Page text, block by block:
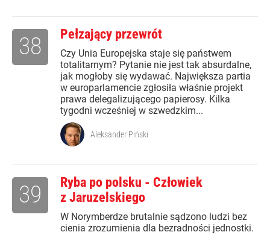
Pełzający przewrót
Czy Unia Europejska staje się państwem
totalitarnym? Pytanie nie jest tak absurdalne,
jak mogłoby się wydawać. Największa partia
w europarlamencie zgłosiła właśnie projekt
prawa delegalizującego papierosy. Kilka
tygodni wcześniej w szwedzkim...
38
Aleksander Piński
Ryba po polsku - Człowiek
z Jaruzelskiego
W Norymberdze brutalnie sądzono ludzi bez
cienia zrozumienia dla bezradności jednostki.
39